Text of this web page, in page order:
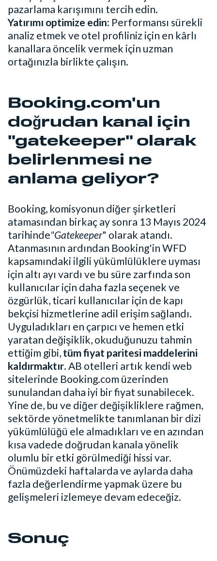
pazarlama karışımını tercih edin.
Yatırımı optimize edin: Performansı sürekli
analiz etmek ve otel profiliniz için en kârlı
kanallara öncelik vermek için uzman
ortağınızla birlikte çalışın.
Booking.com'un
doğrudan kanal için
"gatekeeper" olarak
belirlenmesi ne
anlama geliyor?
Booking, komisyonun diğer şirketleri
atamasından birkaç ay sonra 13 Mayıs 2024
tarihinde"Gatekeeper" olarak atandı.
Atanmasının ardından Booking'in WFD
kapsamındaki ilgili yükümlülüklere uyması
için altı ayı vardı ve bu süre zarfında son
kullanıcılar için daha fazla seçenek ve
özgürlük, ticari kullanıcılar için de kapı
bekçisi hizmetlerine adil erişim sağlandı.
Uyguladıkları en çarpıcı ve hemen etki
yaratan değişiklik, okuduğunuzu tahmin
ettiğim gibi,tüm fiyat paritesi maddelerini
kaldırmaktır. AB otelleri artık kendi web
sitelerinde Booking.com üzerinden
sunulandan daha iyi bir fiyat sunabilecek.
Yine de, bu ve diğer değişikliklere rağmen,
sektörde yönetmelikte tanımlanan bir dizi
yükümlülüğü ele almadıkları ve en azından
kısa vadede doğrudan kanala yönelik
olumlu bir etki görülmediği hissi var.
Önümüzdeki haftalarda ve aylarda daha
fazla değerlendirme yapmak üzere bu
gelişmeleri izlemeye devam edeceğiz.
Sonuç